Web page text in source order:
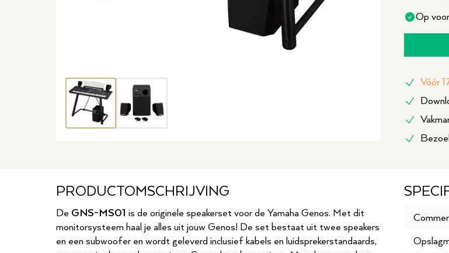
Thumbnail 1 Thumbnail 2
Op
Vóór
PRODUCTOMSCHRIJVING
De GNS-MS01 is de originele speakerset voor de Yamaha Genos. Met dit
monitorsysteem haal je alles uit jouw Genos! De set bestaat uit twee speakers
en een subwoofer en wordt geleverd inclusief kabels en luidsprekerstandaards,